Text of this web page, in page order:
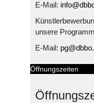
E-Mail:
unsere
E-Mail:
Öffnungszeiten